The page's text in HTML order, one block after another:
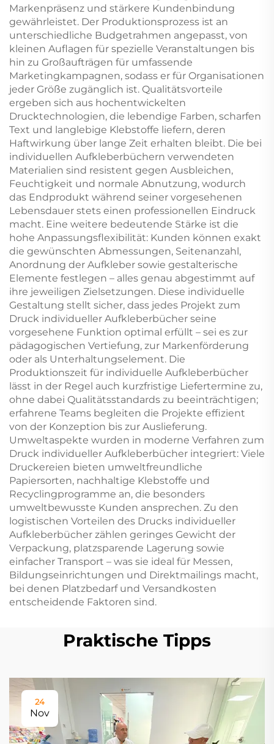
Markenpräsenz und stärkere Kundenbindung
gewährleistet. Der Produktionsprozess ist an
unterschiedliche Budgetrahmen angepasst, von
kleinen Auflagen für spezielle Veranstaltungen bis
hin zu Großaufträgen für umfassende
Marketingkampagnen, sodass er für Organisationen
jeder Größe zugänglich ist. Qualitätsvorteile
ergeben sich aus hochentwickelten
Drucktechnologien, die lebendige Farben, scharfen
Text und langlebige Klebstoffe liefern, deren
Haftwirkung über lange Zeit erhalten bleibt. Die bei
individuellen Aufkleberbüchern verwendeten
Materialien sind resistent gegen Ausbleichen,
Feuchtigkeit und normale Abnutzung, wodurch
das Endprodukt während seiner vorgesehenen
Lebensdauer stets einen professionellen Eindruck
macht. Eine weitere bedeutende Stärke ist die
hohe Anpassungsflexibilität: Kunden können exakt
die gewünschten Abmessungen, Seitenanzahl,
Anordnung der Aufkleber sowie gestalterische
Elemente festlegen – alles genau abgestimmt auf
ihre jeweiligen Zielsetzungen. Diese individuelle
Gestaltung stellt sicher, dass jedes Projekt zum
Druck individueller Aufkleberbücher seine
vorgesehene Funktion optimal erfüllt – sei es zur
pädagogischen Vertiefung, zur Markenförderung
oder als Unterhaltungselement. Die
Produktionszeit für individuelle Aufkleberbücher
lässt in der Regel auch kurzfristige Liefertermine zu,
ohne dabei Qualitätsstandards zu beeinträchtigen;
erfahrene Teams begleiten die Projekte effizient
von der Konzeption bis zur Auslieferung.
Umweltaspekte wurden in moderne Verfahren zum
Druck individueller Aufkleberbücher integriert: Viele
Druckereien bieten umweltfreundliche
Papiersorten, nachhaltige Klebstoffe und
Recyclingprogramme an, die besonders
umweltbewusste Kunden ansprechen. Zu den
logistischen Vorteilen des Drucks individueller
Aufkleberbücher zählen geringes Gewicht der
Verpackung, platzsparende Lagerung sowie
einfacher Transport – was sie ideal für Messen,
Bildungseinrichtungen und Direktmailings macht,
bei denen Platzbedarf und Versandkosten
entscheidende Faktoren sind.
Praktische Tipps
24
Nov